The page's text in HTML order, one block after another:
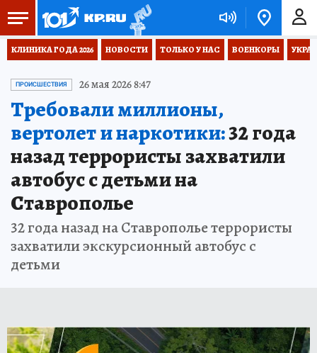
КЛИНИКА ГОДА 2026 НОВОСТИ ТОЛЬКО У НАС ВОЕНКОРЫ
ПРОИСШЕСТВИЯ 26 мая 2026 8:47
Требовали миллионы,
вертолет и наркотики:32 года
назад террористы захватили
автобус с детьми на
Ставрополье
32 года назад на Ставрополье террористы
захватили экскурсионный автобус с
детьми